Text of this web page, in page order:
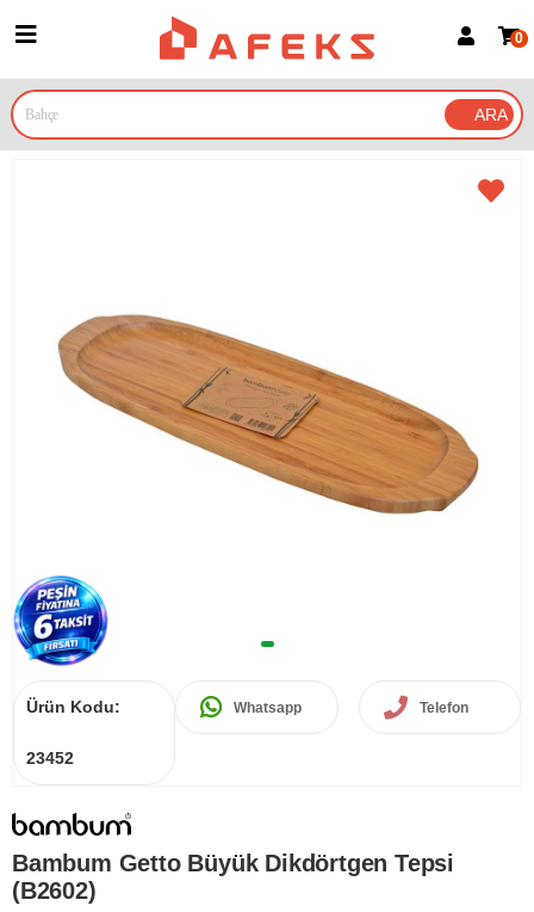
Google İle Bağlan
0
Ürün Kodu:
23452
Whatsapp Telefon
Bambum Getto Büyük Dikdörtgen Tepsi
(B2602)